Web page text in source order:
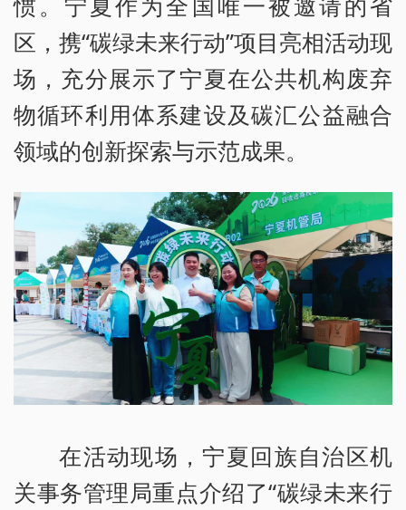
区，携“碳绿未来行动”项目亮相活动现
场，充分展示了宁夏在公共机构废弃
物循环利用体系建设及碳汇公益融合
领域的创新探索与示范成果。
在活动现场，宁夏回族自治区机
关事务管理局重点介绍了“碳绿未来行